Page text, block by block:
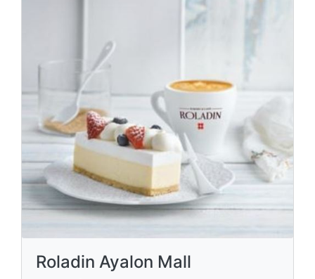
Roladin Ayalon Mall